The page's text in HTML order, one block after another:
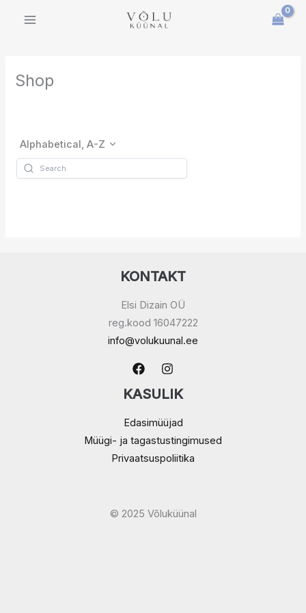
Shop
Alphabetical, A-Z
KONTAKT
Elsi Dizain OÜ
reg.kood 16047222
info@volukuunal.ee
KASULIK
Edasimüüjad
Müügi- ja tagastustingimused
Privaatsuspoliitika
© 2025 Võluküünal